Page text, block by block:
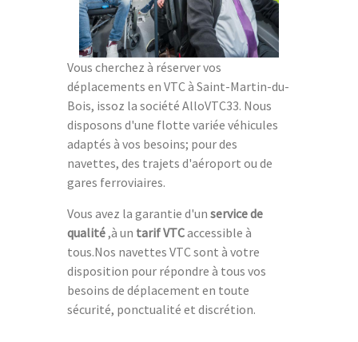
Vous cherchez à réserver vos
déplacements en VTC à Saint-Martin-du-
Bois, issoz la société AlloVTC33. Nous
disposons d'une flotte variée véhicules
adaptés à vos besoins; pour des
navettes, des trajets d'aéroport ou de
gares ferroviaires.
Vous avez la garantie d'un service de
qualité ,à un tarif VTCaccessible à
tous.Nos navettes VTC sont à votre
disposition pour répondre à tous vos
besoins de déplacement en toute
sécurité, ponctualité et discrétion.